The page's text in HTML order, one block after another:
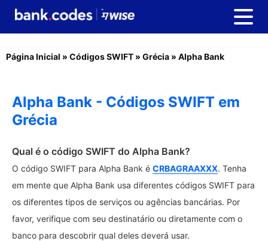
Página Inicial » Códigos SWIFT » Grécia » Alpha Bank
Alpha Bank - Códigos SWIFT em
Grécia
Qual é o código SWIFT do Alpha Bank?
O código SWIFT para Alpha Bank é CRBAGRAAXXX. Tenha
em mente que Alpha Bank usa diferentes códigos SWIFT para
os diferentes tipos de serviços ou agências bancárias. Por
favor, verifique com seu destinatário ou diretamente com o
banco para descobrir qual deles deverá usar.